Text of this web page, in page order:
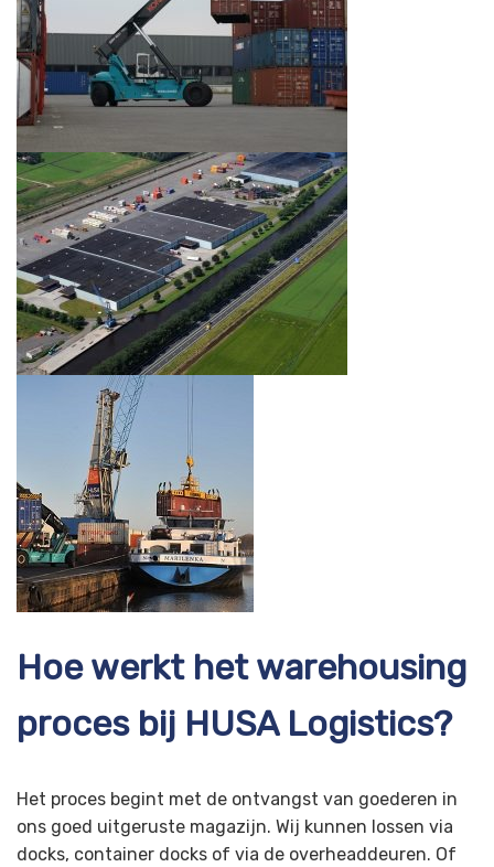
Hoe werkt het warehousing
proces bij HUSA Logistics?
Het proces begint met de ontvangst van goederen in
ons goed uitgeruste magazijn. Wij kunnen lossen via
docks, container docks of via de overheaddeuren. Of